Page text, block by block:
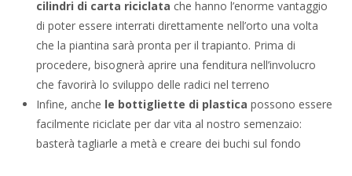
cilindri di carta riciclata che hanno l’enorme vantaggio
di poter essere interrati direttamente nell’orto una volta
che la piantina sarà pronta per il trapianto. Prima di
procedere, bisognerà aprire una fenditura nell’involucro
che favorirà lo sviluppo delle radici nel terreno
Infine, anche le bottigliette di plastica possono essere
facilmente riciclate per dar vita al nostro semenzaio:
basterà tagliarle a metà e creare dei buchi sul fondo